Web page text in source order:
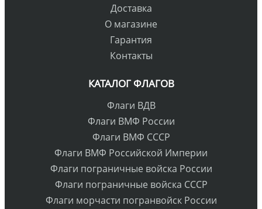
Доставка
О магазине
Гарантия
Контакты
КАТАЛОГ ФЛАГОВ
Флаги ВДВ
Флаги ВМФ России
Флаги ВМФ СССР
Флаги ВМФ Российской Империи
Флаги пограничные войска России
Флаги пограничные войска СССР
Флаги морчасти погранвойск России